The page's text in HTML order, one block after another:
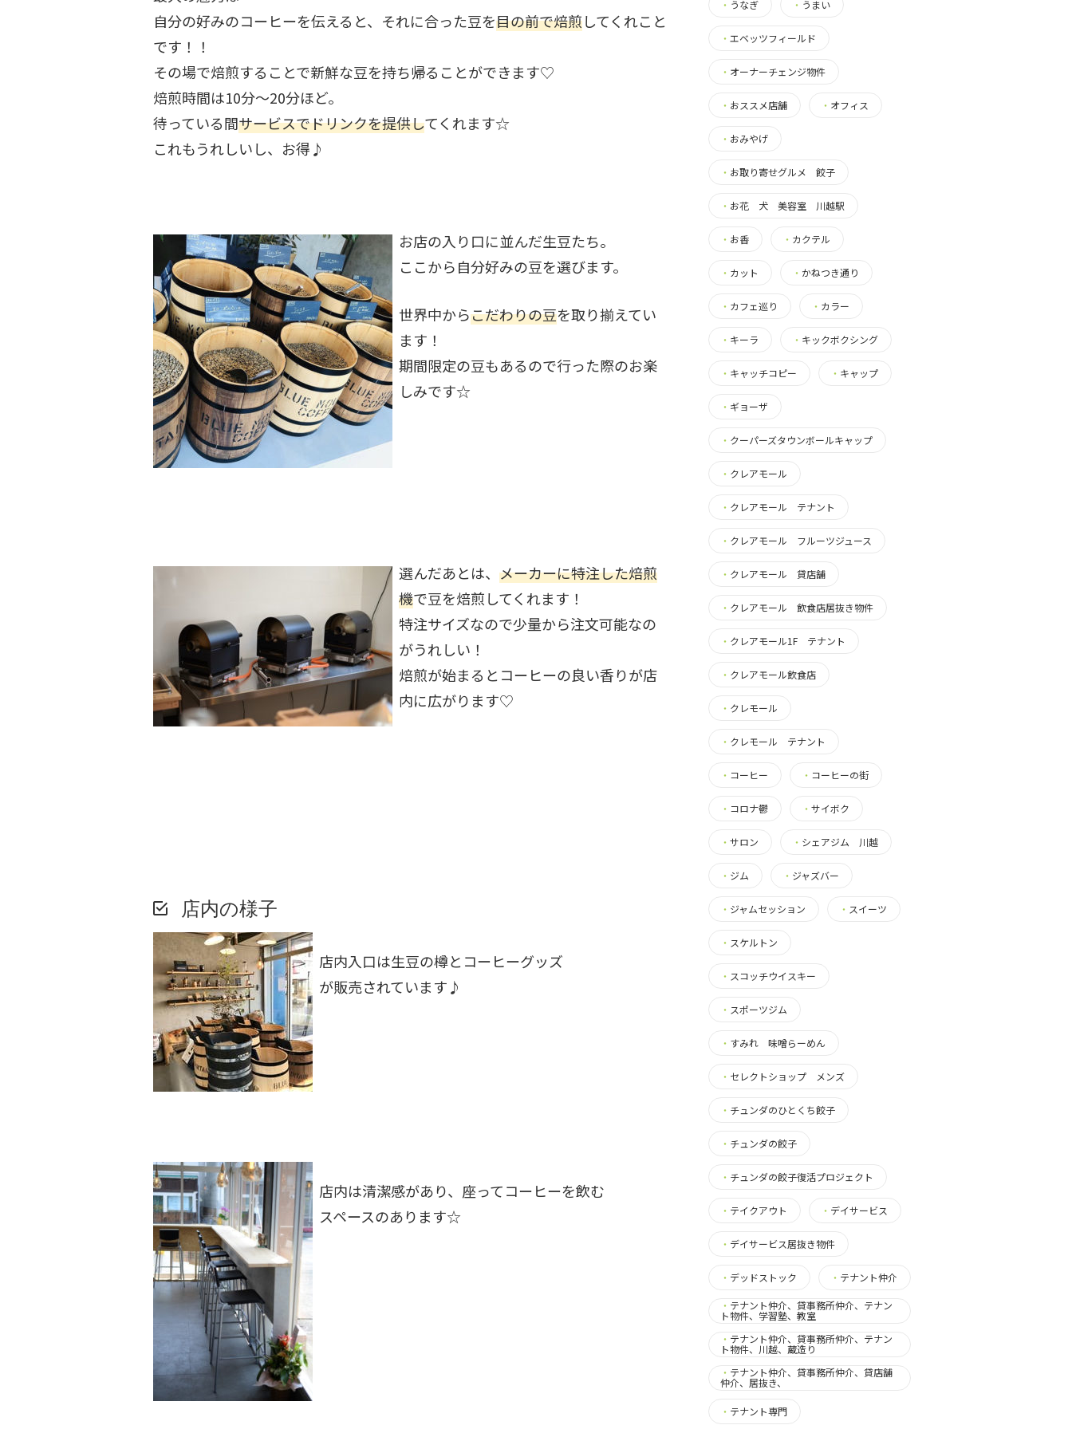
自分の好みのコーヒーを伝えると、それに合った豆を目の前で焙煎してくれこと
です！！
その場で焙煎することで新鮮な豆を持ち帰ることができます♡
焙煎時間は10分～20分ほど。
待っている間サービスでドリンクを提供してくれます☆
これもうれしいし、お得♪
お店の入り口に並んだ生豆たち。
ここから自分好みの豆を選びます。
世界中からこだわりの豆を取り揃えてい
ます！
期間限定の豆もあるので行った際のお楽
しみです☆
選んだあとは、 メーカーに特注した焙煎
機で豆を焙煎してくれます！
特注サイズなので少量から注文可能なの
がうれしい！
焙煎が始まるとコーヒーの良い香りが店
内に広がります♡
店内の様子
店内入口は生豆の樽とコーヒーグッズ
が販売されています♪
店内は清潔感があり、座ってコーヒーを飲む
スペースのあります☆
・ うなぎ ・ うまい
・ エベッツフィールド
・ オーナーチェンジ物件
・ おススメ店舗 ・ オフィス
・ おみやげ
・ お取り寄せグルメ 餃子
・ お花 犬 美容室 川越駅
・ お香 ・ カクテル
・ カット ・ かねつき通り
・ カフェ巡り ・ カラー
・ キーラ ・ キックボクシング
・ キャッチコピー ・ キャップ
・ ギョーザ
・ クーパーズタウンボールキャップ
・ クレアモール
・ クレアモール テナント
・ クレアモール フルーツジュース
・ クレアモール 貸店舗
・ クレアモール 飲食店居抜き物件
・ クレアモール1F テナント
・ クレアモール飲食店
・ クレモール
・ クレモール テナント
・ コーヒー ・ コーヒーの街
・ コロナ鬱 ・ サイボク
・ サロン ・ シェアジム 川越
・ ジム ・ ジャズバー
・ ジャムセッション ・ スイーツ
・ スケルトン
・ スコッチウイスキー
・ スポーツジム
・ すみれ 味噌らーめん
・ セレクトショップ メンズ
・ チュンダのひとくち餃子
・ チュンダの餃子
・ チュンダの餃子復活プロジェクト
・ テイクアウト ・ デイサービス
・ デイサービス居抜き物件
・ デッドストック ・ テナント仲介
・ テナント仲介、貸事務所仲介、テナン
ト物件、学習塾、教室
・ テナント仲介、貸事務所仲介、テナン
ト物件、川越、蔵造り
・ テナント仲介、貸事務所仲介、貸店舗
仲介、居抜き、
・ テナント専門